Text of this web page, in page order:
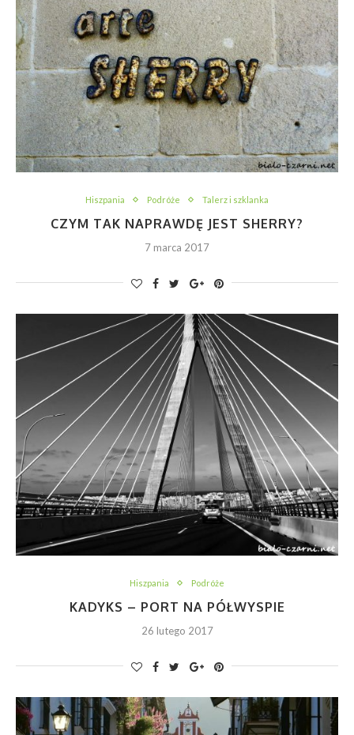
Hiszpania Podróże Talerz i szklanka
CZYM TAK NAPRAWDĘ JEST SHERRY?
7 marca 2017
Hiszpania Podróże
KADYKS – PORT NA PÓŁWYSPIE
26 lutego 2017